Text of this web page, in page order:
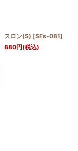
スロン(S) [SFs-081]
880円(税込)